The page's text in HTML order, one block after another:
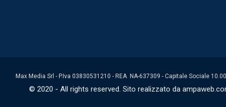
Max Media Srl - P.Iva 03830531210 - REA NA-637309 - Capitale Sociale
© 2020 - All rights reserved. Sito realizzato da